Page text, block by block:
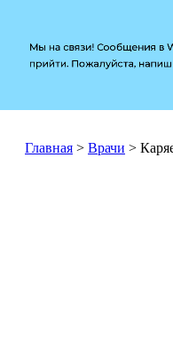
Главная > Врачи >
Мы на связи! Сообщения в
прийти. Пожалуйста,